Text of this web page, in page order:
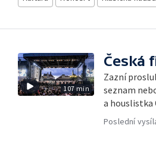
107 min
Česká
Zazní
seznam
a houslistka
Poslední